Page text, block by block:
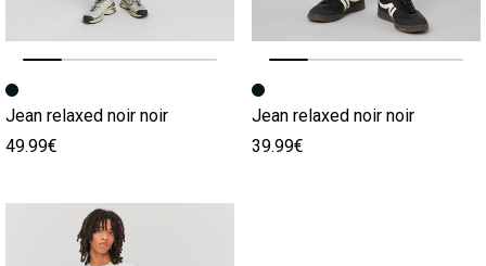
Image précédente
Image suivante
Jean relaxed noir noir
49.99€
Image précédente
Image suivante
Jean relaxed noir noir
39.99€